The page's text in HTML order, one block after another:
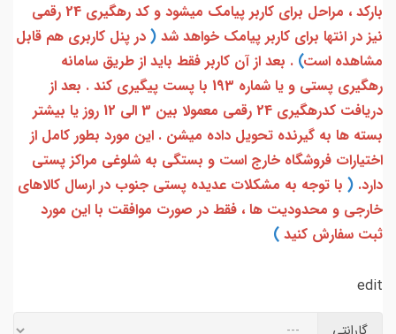
بارکد ، مراحل برای کاربر پیامک میشود و کد رهگیری 24 رقمی
نیز در انتها برای کاربر پیامک خواهد شد ( در پنل کاربری هم قابل
مشاهده است) . بعد از آن کاربر فقط باید از طریق سامانه
رهگیری پستی و یا شماره 193 با پست پیگیری کند . بعد از
دریافت کدرهگیری 24 رقمی معمولا بین 3 الی 12 روز یا بیشتر
بسته ها به گیرنده تحویل داده میشن . این مورد بطور کامل از
اختیارات فروشگاه خارج است و بستگی به شلوغی مراکز پستی
دارد. ( با توجه به مشکلات عدیده پستی جنوب در ارسال کالاهای
خارجی و محدودیت ها ، فقط در صورت موافقت با این مورد
ثبت سفارش کنید )
edit